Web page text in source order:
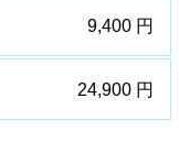
9,400 円
24,900 円